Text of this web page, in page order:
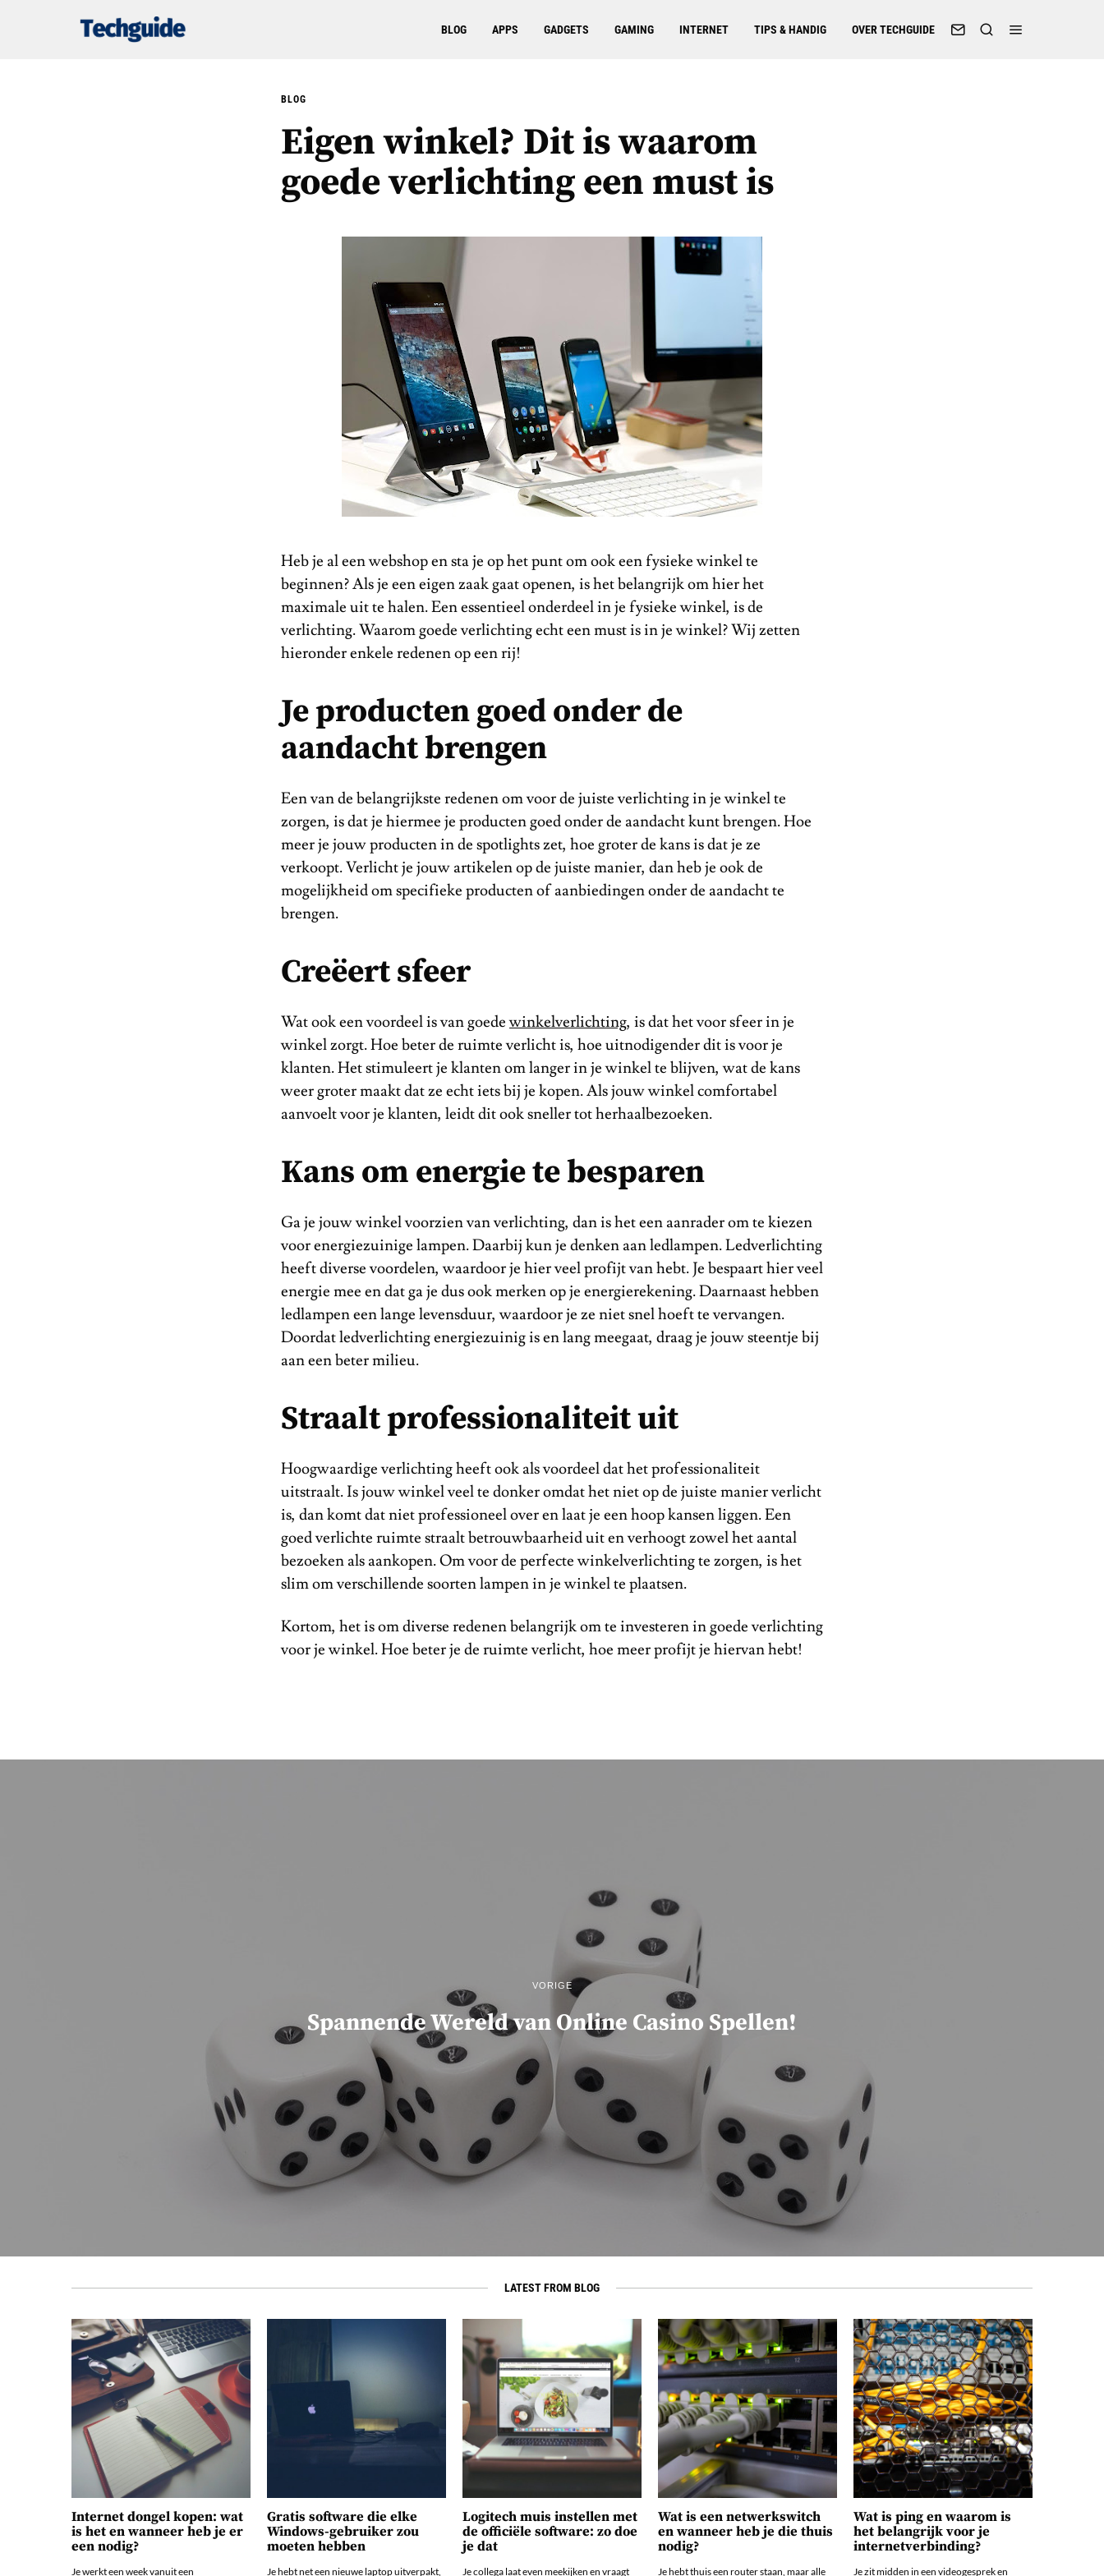
BLOG APPS GADGETS GAMING INTERNET TIPS & HANDIG OVER TECHGUIDE
BLOG
Eigen winkel? Dit is waarom
goede verlichting een must is
Heb je al een webshop en sta je op het punt om ook een fysieke winkel te
beginnen? Als je een eigen zaak gaat openen, is het belangrijk om hier het
maximale uit te halen. Een essentieel onderdeel in je fysieke winkel, is de
verlichting. Waarom goede verlichting echt een must is in je winkel? Wij zetten
hieronder enkele redenen op een rij!
Je producten goed onder de
aandacht brengen
Een van de belangrijkste redenen om voor de juiste verlichting in je winkel te
zorgen, is dat je hiermee je producten goed onder de aandacht kunt brengen. Hoe
meer je jouw producten in de spotlights zet, hoe groter de kans is dat je ze
verkoopt. Verlicht je jouw artikelen op de juiste manier, dan heb je ook de
mogelijkheid om specifieke producten of aanbiedingen onder de aandacht te
brengen.
Creëert sfeer
Wat ook een voordeel is van goedewinkelverlichting, is dat het voor sfeer in je
winkel zorgt. Hoe beter de ruimte verlicht is, hoe uitnodigender dit is voor je
klanten. Het stimuleert je klanten om langer in je winkel te blijven, wat de kans
weer groter maakt dat ze echt iets bij je kopen. Als jouw winkel comfortabel
aanvoelt voor je klanten, leidt dit ook sneller tot herhaalbezoeken.
Kans om energie te besparen
Ga je jouw winkel voorzien van verlichting, dan is het een aanrader om te kiezen
voor energiezuinige lampen. Daarbij kun je denken aan ledlampen. Ledverlichting
heeft diverse voordelen, waardoor je hier veel profijt van hebt. Je bespaart hier veel
energie mee en dat ga je dus ook merken op je energierekening. Daarnaast hebben
ledlampen een lange levensduur, waardoor je ze niet snel hoeft te vervangen.
Doordat ledverlichting energiezuinig is en lang meegaat, draag je jouw steentje bij
aan een beter milieu.
Straalt professionaliteit uit
Hoogwaardige verlichting heeft ook als voordeel dat het professionaliteit
uitstraalt. Is jouw winkel veel te donker omdat het niet op de juiste manier verlicht
is, dan komt dat niet professioneel over en laat je een hoop kansen liggen. Een
goed verlichte ruimte straalt betrouwbaarheid uit en verhoogt zowel het aantal
bezoeken als aankopen. Om voor de perfecte winkelverlichting te zorgen, is het
slim om verschillende soorten lampen in je winkel te plaatsen.
Kortom, het is om diverse redenen belangrijk om te investeren in goede verlichting
voor je winkel. Hoe beter je de ruimte verlicht, hoe meer profijt je hiervan hebt!
VORIGE
Spannende Wereld van Online Casino Spellen!
LATEST FROM BLOG
Internet dongel kopen: wat
is het en wanneer heb je er
een nodig?
Je werkt een week vanuit een
Gratis software die elke
Windows-gebruiker zou
moeten hebben
Je hebt net een nieuwe laptop uitverpakt,
Logitech muis instellen met
de officiële software: zo doe
je dat
Je collega laat even meekijken en vraagt
Wat is een netwerkswitch
en wanneer heb je die thuis
nodig?
Je hebt thuis een router staan, maar alle
Wat is ping en waarom is
het belangrijk voor je
internetverbinding?
Je zit midden in een videogesprek en